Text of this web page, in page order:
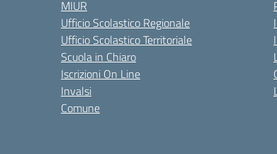
MIUR
Ufficio Scolastico Regionale
Ufficio Scolastico Territoriale
Scuola in Chiaro
Iscrizioni On Line
Invalsi
Comune